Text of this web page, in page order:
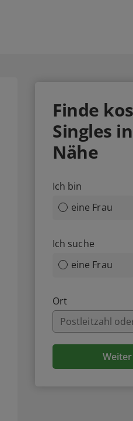
Finde
Singles
Nähe
Ich bin
eine Frau
Ich suche
eine Frau
Ort